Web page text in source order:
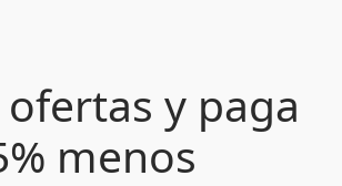
y paga
menos